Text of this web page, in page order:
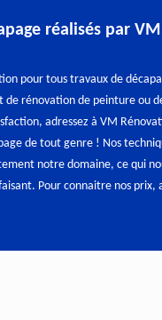
réalisés par
pour tous travaux de
de rénovation de peinture ou
adressez à VM
de tout genre ! Nos
notre domaine, ce qui
Pour connaitre nos prix,